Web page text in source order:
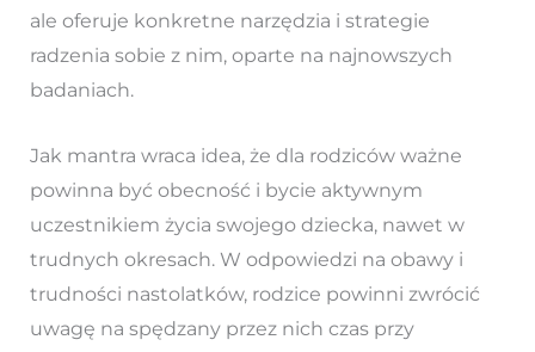
ale oferuje konkretne narzędzia i strategie
radzenia sobie z nim, oparte na najnowszych
badaniach.
Jak mantra wraca idea, że dla rodziców ważne
powinna być obecność i bycie aktywnym
uczestnikiem życia swojego dziecka, nawet w
trudnych okresach. W odpowiedzi na obawy i
trudności nastolatków, rodzice powinni zwrócić
uwagę na spędzany przez nich czas przy